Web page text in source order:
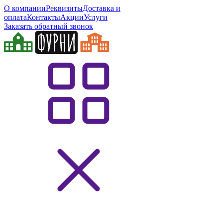
О компанииРеквизитыДоставка и
оплатаКонтактыАкцииУслуги
Заказать обратный звонок